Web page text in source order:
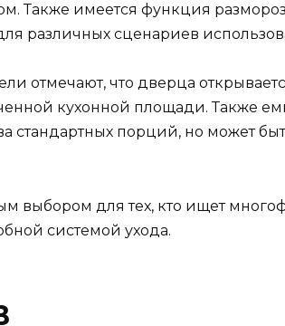
Также имеется функция
различных сценариев
отмечают, что дверца
кухонной площади. Также
стандартных порций, но может
выбором для тех, кто ищет
системой ухода.